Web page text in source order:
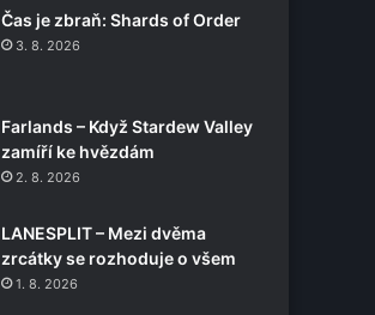
Čas je zbraň: Shards of Order
3. 8. 2026
Farlands – Když Stardew Valley
zamíří ke hvězdám
2. 8. 2026
LANESPLIT – Mezi dvěma
zrcátky se rozhoduje o všem
1. 8. 2026